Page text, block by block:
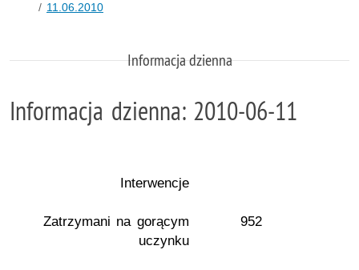
11.06.2010
Informacja dzienna
Informacja dzienna: 2010-06-11
Interwencje
Zatrzymani na gorącym
uczynku
952